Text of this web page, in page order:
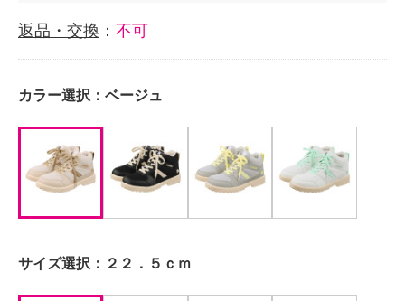
返品・交換 ： 不可
カラー選択： ベージュ
サイズ選択： ２２．５ｃｍ